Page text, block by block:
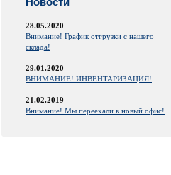
28.05.2020
Внимание! График отгрузки с нашего
склада!
29.01.2020
ВНИМАНИЕ! ИНВЕНТАРИЗАЦИЯ!
21.02.2019
Внимание! Мы переехали в новый офис!